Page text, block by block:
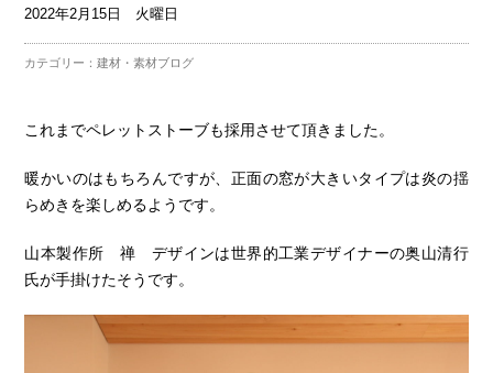
2022年2月15日 火曜日
カテゴリー：建材・素材ブログ
これまでペレットストーブも採用させて頂きました。
暖かいのはもちろんですが、正面の窓が大きいタイプは炎の揺
らめきを楽しめるようです。
山本製作所 禅 デザインは世界的工業デザイナーの奥山清行
氏が手掛けたそうです。